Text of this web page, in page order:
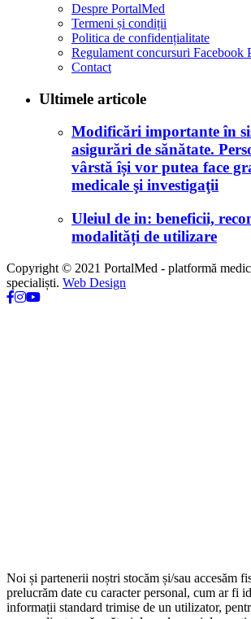
Despre PortalMed
Termeni și condiții
Politica de confidențialitate
Regulament concursuri Facebook
Contact
Ultimele articole
Modificări importante în
asigurări de sănătate.
vârstă își vor putea face
medicale şi investigaţii
Uleiul de in: beneficii,
modalități de utilizare
Copyright © 2021 PortalMed - platformă
specialiști. Web Design
Noi și partenerii noștri stocăm și/sau accesăm
prelucrăm date cu caracter personal, cum ar fi
informații standard trimise de un utilizator,